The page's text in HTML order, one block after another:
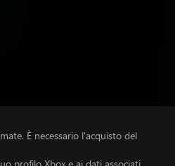
È necessario l'acquisto del